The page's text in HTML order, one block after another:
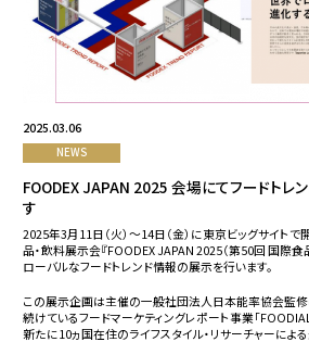
2025.03.06
NEWS
FOODEX JAPAN 2025 会場にてフードトレ
す
2025年3月11日（火）～14日（金）に東京ビッグサイト
品・飲料展示会『FOODEX JAPAN 2025（第50回 国際食
ローバルなフードトレンド情報の展示を行います。
この展示企画は主催の一般社団法人日本能率協会監修
続けているフードマーケティングレポート事業「FOODIAL
新たに10ヵ国在住のライフスタイル・リサーチャーによ